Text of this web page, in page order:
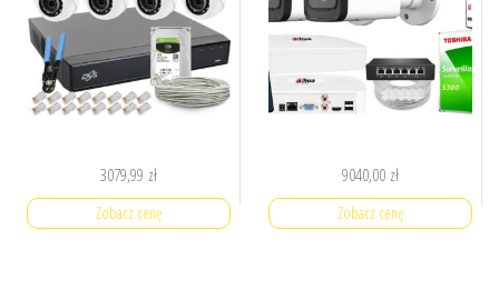
3079,99 zł
Zobacz cenę
9040,00 zł
Zobacz cenę